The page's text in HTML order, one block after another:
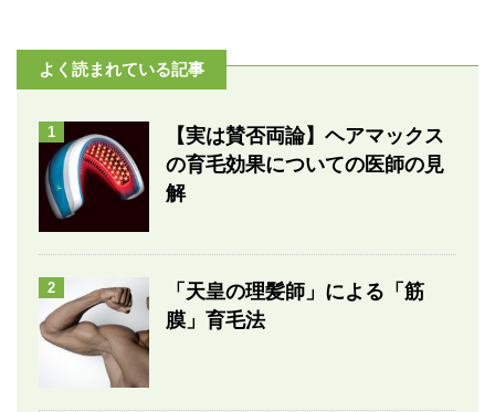
よく読まれている記事
1
【実は賛否両論】ヘアマックス
の育毛効果についての医師の見
解
2
「天皇の理髪師」による「筋
膜」育毛法